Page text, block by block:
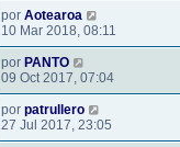
por Aotearoa
10 Mar 2018, 08:11
por PANTO
09 Oct 2017, 07:04
por patrullero
27 Jul 2017, 23:05